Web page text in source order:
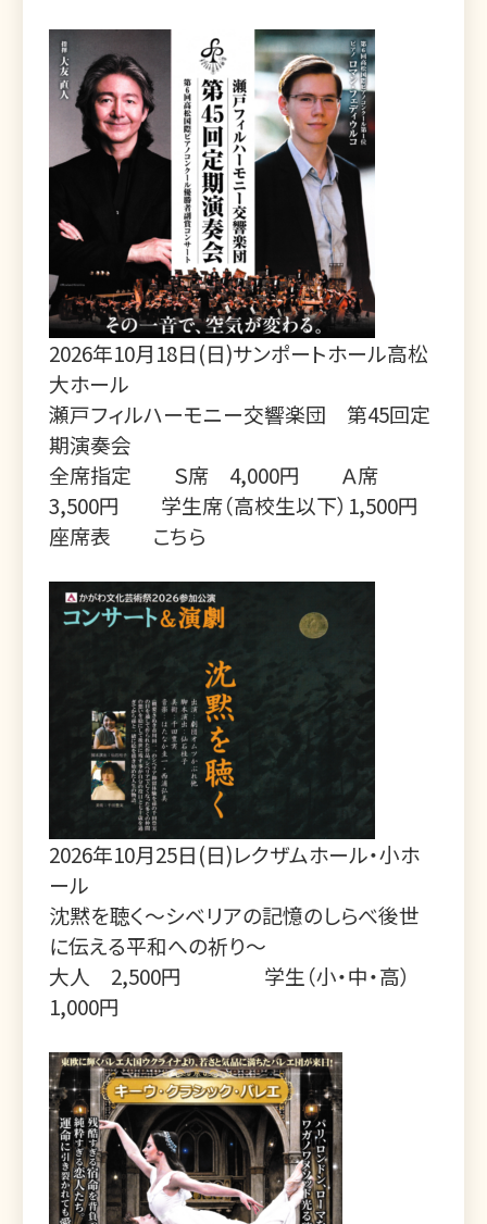
2026年10月18日(日)サンポートホール高松
大ホール
瀬戸フィルハーモニー交響楽団 第45回定
期演奏会
全席指定 Ｓ席 4,000円 Ａ席
3,500円 学生席（高校生以下）1,500円
座席表 こちら
2026年10月25日(日)レクザムホール・小ホ
ール
沈黙を聴く～シベリアの記憶のしらべ後世
に伝える平和への祈り～
大人 2,500円 学生（小・中・高）
1,000円